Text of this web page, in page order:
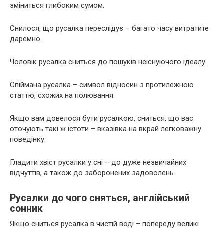
зміниться глибоким сумом.
Снилося, що русалка переслідує – багато часу витратите
даремно.
Чоловік русалка сниться до пошуків неіснуючого ідеалу.
Спіймана русалка – символ відносин з протилежною
статтю, схожих на полювання.
Якщо вам довелося бути русалкою, сниться, що вас
оточують такі ж істоти – вказівка на вкрай легковажну
поведінку.
Гладити хвіст русалки у сні – до дуже незвичайних
відчуттів, а також до заборонених задоволень.
Русалки до чого сняться, англійський
сонник
Якщо сниться русалка в чистій воді – попереду великі